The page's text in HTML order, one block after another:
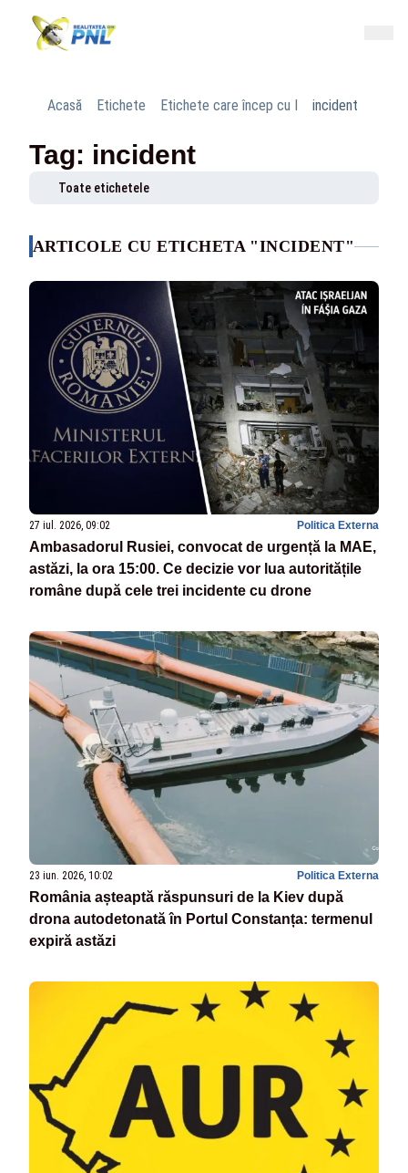
Acasă Etichete Etichete care încep cu I incident
Tag: incident
Toate etichetele
ARTICOLE CU ETICHETA "INCIDENT"
27 iul. 2026, 09:02 Politica Externa
Ambasadorul Rusiei, convocat de urgență la MAE,
astăzi, la ora 15:00. Ce decizie vor lua autoritățile
române după cele trei incidente cu drone
23 iun. 2026, 10:02 Politica Externa
România așteaptă răspunsuri de la Kiev după
drona autodetonată în Portul Constanța: termenul
expiră astăzi